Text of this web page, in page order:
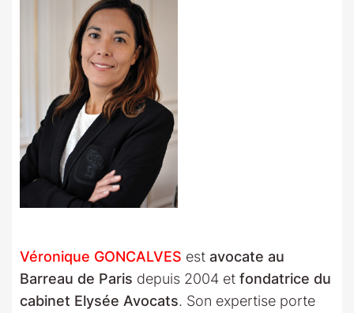
Véronique GONCALVES est avocate au
Barreau de Paris depuis 2004 et fondatrice du
cabinet Elysée Avocats. Son expertise porte